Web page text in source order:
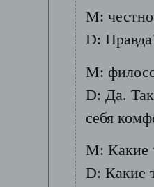
М: честно
D:
М:
D: Да.
себя
М: Какие
D: Какие